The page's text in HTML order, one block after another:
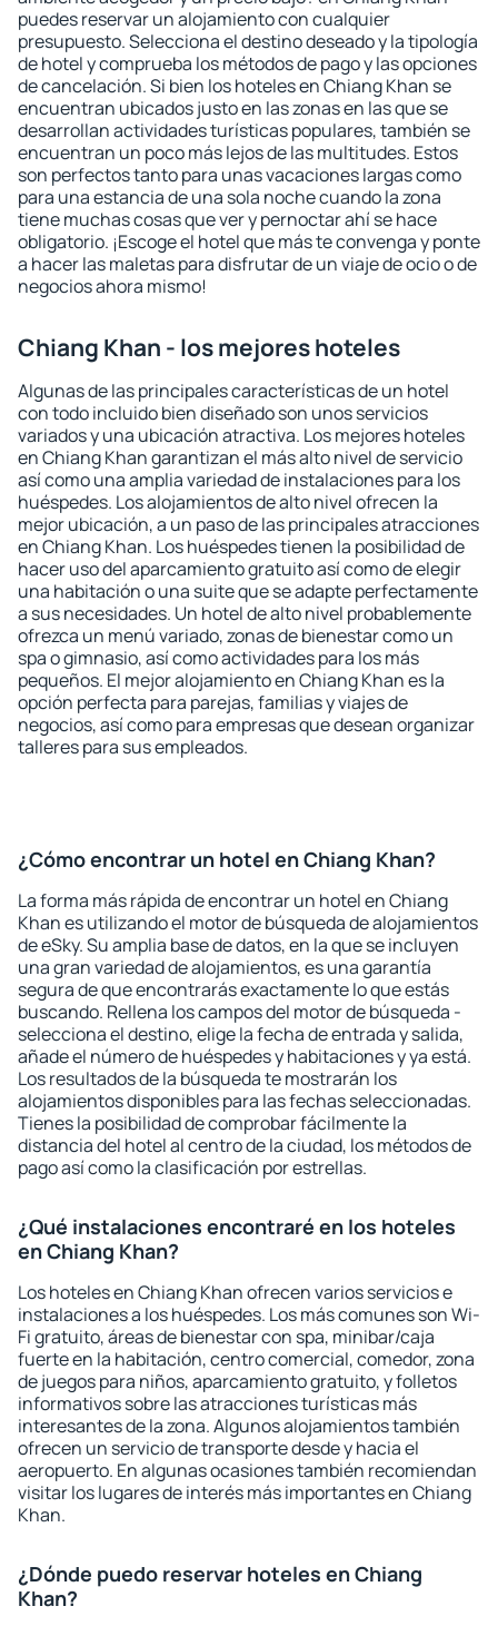
puedes reservar un alojamiento con cualquier
presupuesto. Selecciona el destino deseado y la tipología
de hotel y comprueba los métodos de pago y las opciones
de cancelación. Si bien los hoteles en Chiang Khan se
encuentran ubicados justo en las zonas en las que se
desarrollan actividades turísticas populares, también se
encuentran un poco más lejos de las multitudes. Estos
son perfectos tanto para unas vacaciones largas como
para una estancia de una sola noche cuando la zona
tiene muchas cosas que ver y pernoctar ahí se hace
obligatorio. ¡Escoge el hotel que más te convenga y ponte
a hacer las maletas para disfrutar de un viaje de ocio o de
negocios ahora mismo!
Chiang Khan - los mejores hoteles
Algunas de las principales características de un hotel
con todo incluido bien diseñado son unos servicios
variados y una ubicación atractiva. Los mejores hoteles
en Chiang Khan garantizan el más alto nivel de servicio
así como una amplia variedad de instalaciones para los
huéspedes. Los alojamientos de alto nivel ofrecen la
mejor ubicación, a un paso de las principales atracciones
en Chiang Khan. Los huéspedes tienen la posibilidad de
hacer uso del aparcamiento gratuito así como de elegir
una habitación o una suite que se adapte perfectamente
a sus necesidades. Un hotel de alto nivel probablemente
ofrezca un menú variado, zonas de bienestar como un
spa o gimnasio, así como actividades para los más
pequeños. El mejor alojamiento en Chiang Khan es la
opción perfecta para parejas, familias y viajes de
negocios, así como para empresas que desean organizar
talleres para sus empleados.
¿Cómo encontrar un hotel en Chiang Khan?
La forma más rápida de encontrar un hotel en Chiang
Khan es utilizando el motor de búsqueda de alojamientos
de eSky. Su amplia base de datos, en la que se incluyen
una gran variedad de alojamientos, es una garantía
segura de que encontrarás exactamente lo que estás
buscando. Rellena los campos del motor de búsqueda -
selecciona el destino, elige la fecha de entrada y salida,
añade el número de huéspedes y habitaciones y ya está.
Los resultados de la búsqueda te mostrarán los
alojamientos disponibles para las fechas seleccionadas.
Tienes la posibilidad de comprobar fácilmente la
distancia del hotel al centro de la ciudad, los métodos de
pago así como la clasificación por estrellas.
¿Qué instalaciones encontraré en los hoteles
en Chiang Khan?
Los hoteles en Chiang Khan ofrecen varios servicios e
instalaciones a los huéspedes. Los más comunes son Wi-
Fi gratuito, áreas de bienestar con spa, minibar/caja
fuerte en la habitación, centro comercial, comedor, zona
de juegos para niños, aparcamiento gratuito, y folletos
informativos sobre las atracciones turísticas más
interesantes de la zona. Algunos alojamientos también
ofrecen un servicio de transporte desde y hacia el
aeropuerto. En algunas ocasiones también recomiendan
visitar los lugares de interés más importantes en Chiang
Khan.
¿Dónde puedo reservar hoteles en Chiang
Khan?